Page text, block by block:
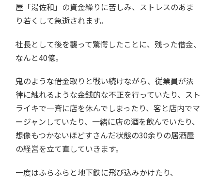
屋「湯佐和」の資金繰りに苦しみ、ストレスのあま
り若くして急逝されます。
社長として後を襲って驚愕したことに、残った借金、
なんと40億。
鬼のような借金取りと戦い続けながら、従業員が法
律に触れるような金銭的な不正を行っていたり、スト
ライキで一斉に店を休んでしまったり、客と店内でマ
ージャンしていたり、一緒に店の酒を飲んでいたり、
想像もつかないほどすさんだ状態の30余りの居酒屋
の経営を立て直していきます。
一度はふらふらと地下鉄に飛び込みかけたり、